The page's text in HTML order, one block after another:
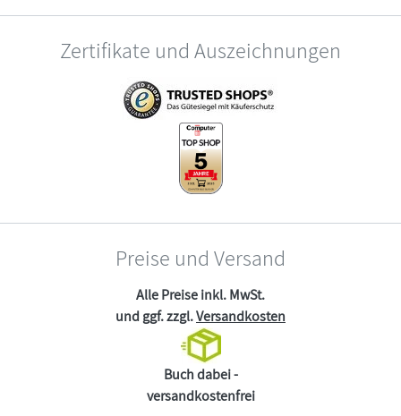
Zertifikate und Auszeichnungen
Preise und Versand
Alle Preise inkl. MwSt.
und ggf. zzgl.Versandkosten
Buch dabei -
versandkostenfrei